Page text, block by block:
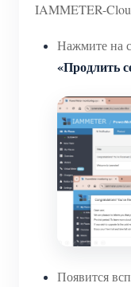
IAMMETER-
Нажмите на
«Продлить
Появится